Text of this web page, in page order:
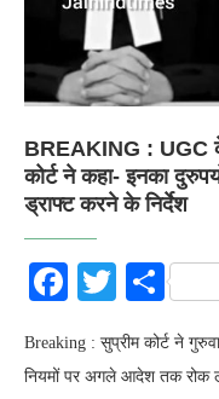
BREAKING : UGC के
कोर्ट ने कहा- इनका
ड्राफ्ट करने के निर्देश
Facebook
Twitter
Breaking : सुप्रीम कोर्ट ने
नियमों पर अगले आदेश तक रोक